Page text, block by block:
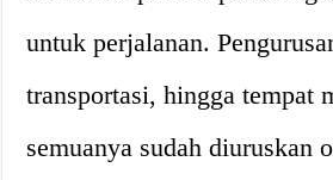
untuk perjalanan.
transportasi, hingga tempat
semuanya sudah diuruskan